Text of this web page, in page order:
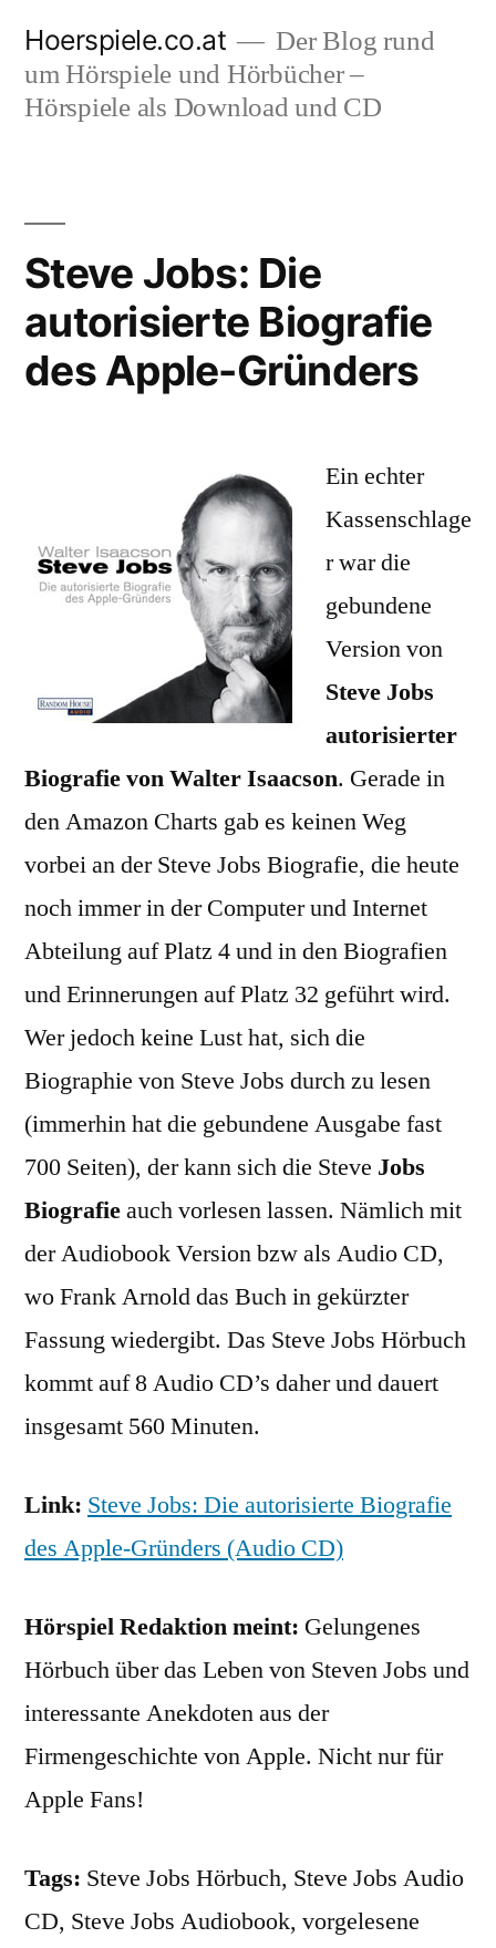
Inhalt
springen
Hoerspiele.co.at
Der Blog rund
um Hörspiele und Hörbücher –
Hörspiele als Download und CD
Steve Jobs: Die
autorisierte Biografie
des Apple-Gründers
Ein echter
Kassenschlage
r war die
gebundene
Version von
Steve Jobs
autorisierter
Biografie von Walter Isaacson. Gerade in
den Amazon Charts gab es keinen Weg
vorbei an der Steve Jobs Biografie, die heute
noch immer in der Computer und Internet
Abteilung auf Platz 4 und in den Biografien
und Erinnerungen auf Platz 32 geführt wird.
Wer jedoch keine Lust hat, sich die
Biographie von Steve Jobs durch zu lesen
(immerhin hat die gebundene Ausgabe fast
700 Seiten), der kann sich die Steve Jobs
Biografieauch vorlesen lassen. Nämlich mit
der Audiobook Version bzw als Audio CD,
wo Frank Arnold das Buch in gekürzter
Fassung wiedergibt. Das Steve Jobs Hörbuch
kommt auf 8 Audio CD’s daher und dauert
insgesamt 560 Minuten.
Link: Steve Jobs: Die autorisierte Biografie
des Apple-Gründers (Audio CD)
Hörspiel Redaktion meint: Gelungenes
Hörbuch über das Leben von Steven Jobs und
interessante Anekdoten aus der
Firmengeschichte von Apple. Nicht nur für
Apple Fans!
Tags: Steve Jobs Hörbuch, Steve Jobs Audio
CD, Steve Jobs Audiobook, vorgelesene